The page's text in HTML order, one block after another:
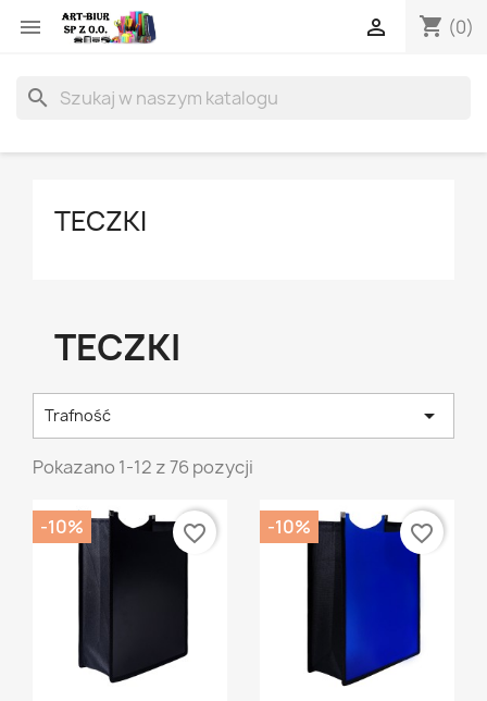
 shopping_cart (0)

search
TECZKI
TECZKI
Trafność 
Pokazano 1-12 z 76 pozycji
-10% favorite_border -10% favorite_border